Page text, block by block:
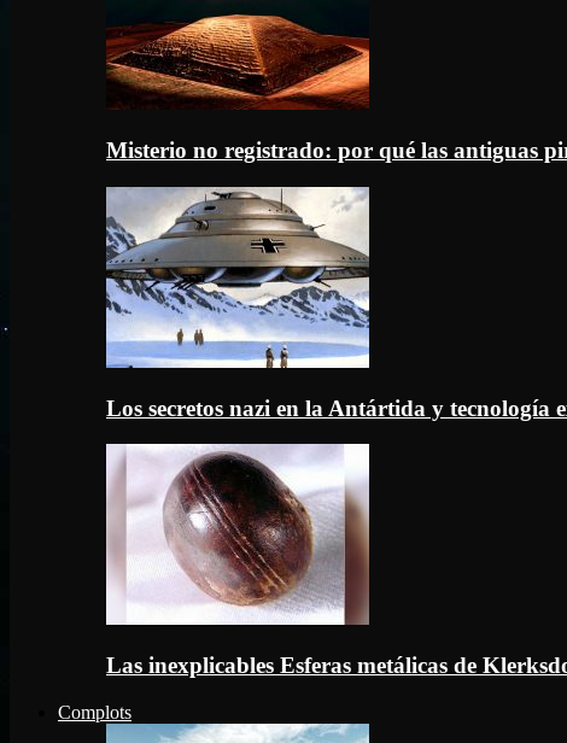
Misterio no registrado: por qué las antiguas
Los secretos nazi en la Antártida y tecnología
Las inexplicables Esferas metálicas de
Complots